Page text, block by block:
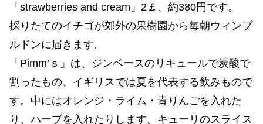
「strawberries and cream」2￡、約380円です。
採りたてのイチゴが郊外の果樹園から毎朝ウィンブ
ルドンに届きます。
「Pimm’ｓ」は、ジンベースのリキュールで炭酸で
割ったもの、イギリスでは夏を代表する飲みもので
す。中にはオレンジ・ライム・青りんごを入れた
り、ハーブを入れたりします。キューリのスライス